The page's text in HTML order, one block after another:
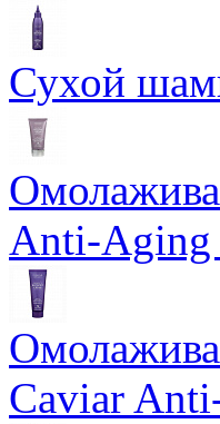
Сухой
Anti-Aging
Caviar